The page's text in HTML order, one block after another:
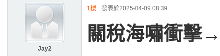
Jay2
1樓 發表於2025-04-09 08:39
關稅海嘯衝擊